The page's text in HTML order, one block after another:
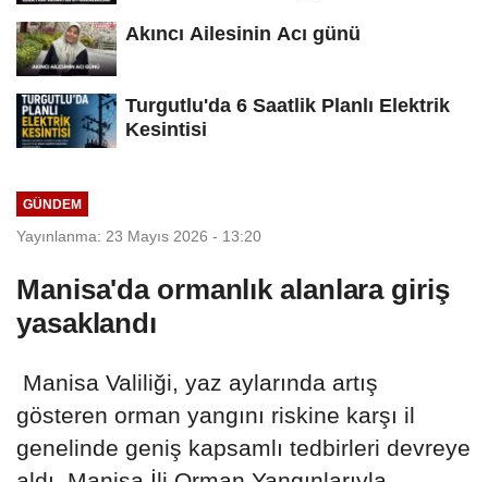
Akıncı Ailesinin Acı günü
Turgutlu'da 6 Saatlik Planlı Elektrik
Kesintisi
GÜNDEM
Yayınlanma: 23 Mayıs 2026 - 13:20
Manisa'da ormanlık alanlara giriş
yasaklandı
Manisa Valiliği, yaz aylarında artış
gösteren orman yangını riskine karşı il
genelinde geniş kapsamlı tedbirleri devreye